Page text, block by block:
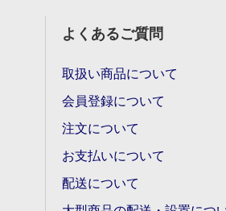
よくあるご質問
取扱い商品について
会員登録について
注文について
お支払いについて
配送について